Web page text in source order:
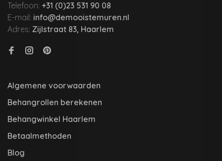
Telefoon: +31 (0)23 531 90 08
E-mail: info@demooistemuren.nl
Adres: Zijlstraat 83, Haarlem
Algemene voorwaarden
Behangrollen berekenen
Behangwinkel Haarlem
Betaalmethoden
Blog